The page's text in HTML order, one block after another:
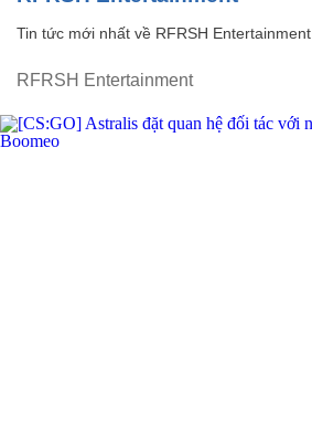
Tin tức mới nhất về RFRSH Entertainment
RFRSH Entertainment